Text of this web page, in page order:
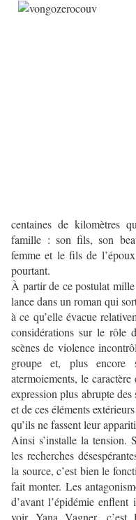
centaines de kilomètres
famille : son fils, son
femme et le fils de
pourtant.
À partir de ce postulat
lance dans un roman qui
à ce qu’elle évacue
considérations sur le rôle
scènes de violence
groupe et, plus
atermoiements, le
expression plus abrupte
et de ces éléments
qu’ils ne fassent leur
Ainsi s’installe la tension.
les recherches
la source, c’est bien le
fait monter. Les
d’avant l’épidémie
voir Yana Vagner,